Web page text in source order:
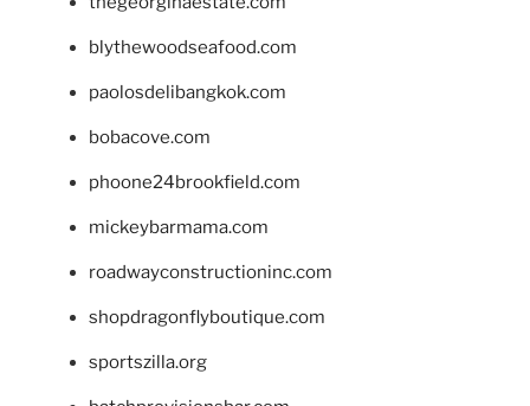
blythewoodseafood.com
paolosdelibangkok.com
bobacove.com
phoone24brookfield.com
mickeybarmama.com
roadwayconstructioninc.com
shopdragonflyboutique.com
sportszilla.org